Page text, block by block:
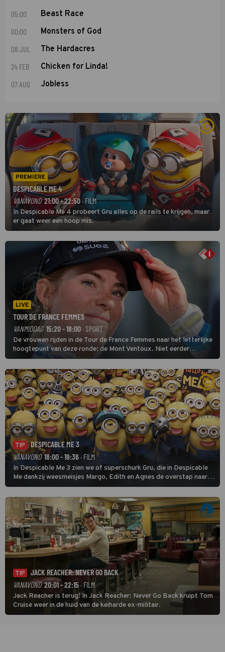
05:00 Beast Race
00:00 Monsters of God
08 JUL The Hardacres
24 FEB Chicken for Linda!
07 AUG Jobless
PREMIERE
DESPICABLE ME 4
VANAVOND 21:00 - 22:50 · FILM
In Despicable Me 4 probeert Gru alles op de rails te krijgen, maar
er gaat weer een hoop mis.
LIVE
TOUR DE FRANCE FEMMES
VANMIDDAG 15:20 - 18:00 · SPORT
De vrouwen rijden in de Tour de France Femmes naar het letterlijke
hoogtepunt van deze ronde: de Mont Ventoux. Niet eerder
finishten de vrouwen voor deze koers op deze kale col uit de
buitencategorie. De aanloop naar de slotklim is vlak.
TIP
DESPICABLE ME 3
VANAVOND 18:00 - 19:36· FILM
In Despicable Me 3 zien we of superschurk Gru, die in Despicable
Me dankzij weesmeisjes Margo, Edith en Agnes de overstap naar
het rechte pad maakte, ook op dat pad weet te blijven.
TIP
JACK REACHER: NEVER GO BACK
VANAVOND 20:01 - 22:15· FILM
Jack Reacher is terug! In Jack Reacher: Never Go Back kruipt Tom
Cruise weer in de huid van de keiharde ex-militair.